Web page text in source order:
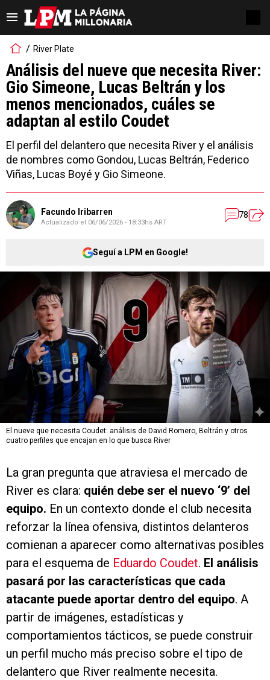
River Plate
Análisis del nueve que necesita River:
Gio Simeone, Lucas Beltrán y los
menos mencionados, cuáles se
adaptan al estilo Coudet
El perfil del delantero que necesita River y el análisis
de nombres como Gondou, Lucas Beltrán, Federico
Viñas, Lucas Boyé y Gio Simeone.
Facundo Iribarren
Actualizado el 06/06/2026 - 18:33hs ART
78
Seguí a LPM en Google!
El nueve que necesita Coudet: análisis de David Romero, Beltrán y otros
cuatro perfiles que encajan en lo que busca River
La gran pregunta que atraviesa el mercado de
River es clara: quién debe ser el nuevo ‘9’ del
equipo. En un contexto donde el club necesita
reforzar la línea ofensiva, distintos delanteros
comienan a aparecer como alternativas posibles
para el esquema de Eduardo Coudet. El análisis
pasará por las características que cada
atacante puede aportar dentro del equipo. A
partir de imágenes, estadísticas y
comportamientos tácticos, se puede construir
un perfil mucho más preciso sobre el tipo de
delantero que River realmente necesita.